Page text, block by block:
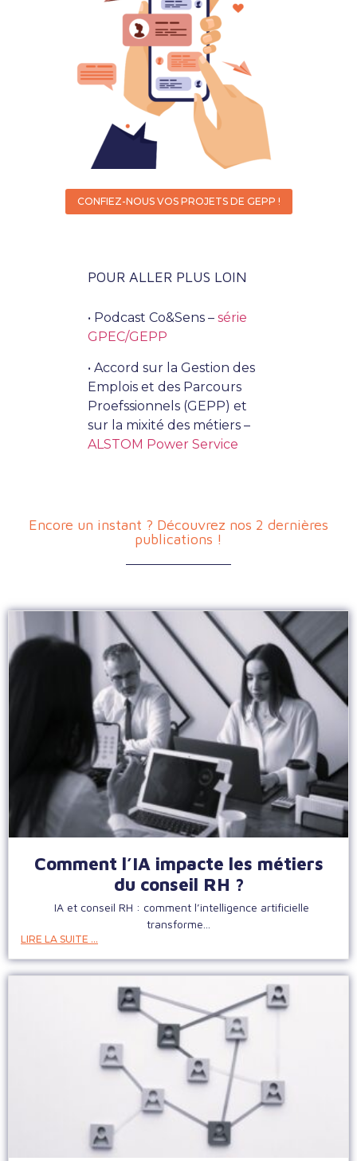
CONFIEZ-NOUS VOS PROJETS DE GEPP !
POUR ALLER PLUS LOIN
• Podcast Co&Sens – série
GPEC/GEPP
• Accord sur la Gestion des
Emplois et des Parcours
Proefssionnels (GEPP) et
sur la mixité des métiers –
ALSTOM Power Service
Encore un instant ? Découvrez nos 2 dernières
publications !
Comment l’IA impacte les métiers
du conseil RH ?
IA et conseil RH : comment l’intelligence artificielle
transforme...
LIRE LA SUITE ...